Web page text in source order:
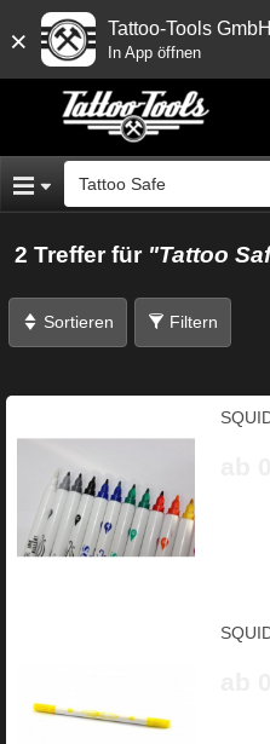
× Tattoo-Tools GmbH
In App öffnen
2 Treffer für "Tattoo
Sortieren Filtern